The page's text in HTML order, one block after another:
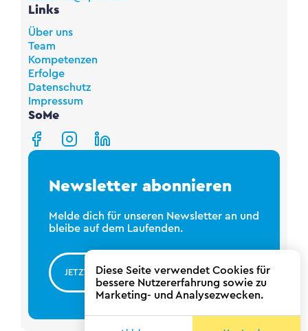
Diese Seite verwendet Cookies für
bessere Nutzererfahrung sowie zu
Marketing- und Analysezwecken.
Links
Über uns
Team
Kompetenzen
Erfolge
Datenschutz
Impressum
SoMe
Newsletter abonnieren
Melde dich für unseren Newsletter an und
bleibe auf dem Laufenden.
JETZT ANMELDEN